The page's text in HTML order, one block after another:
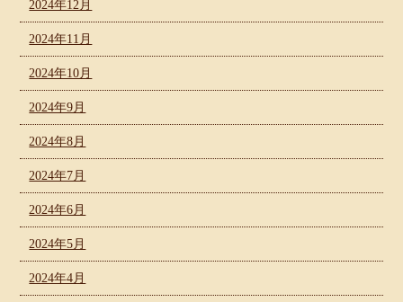
2024年12月
2024年11月
2024年10月
2024年9月
2024年8月
2024年7月
2024年6月
2024年5月
2024年4月